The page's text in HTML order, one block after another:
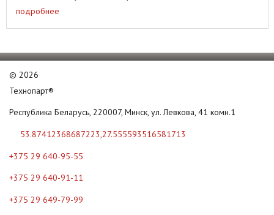
подробнее
© 2026
Технопарт®
Республика Беларусь, 220007, Минск, ул. Левкова, 41 комн.1
53.87412368687223,27.555593516581713
+375 29 640-95-55
+375 29 640-91-11
+375 29 649-79-99